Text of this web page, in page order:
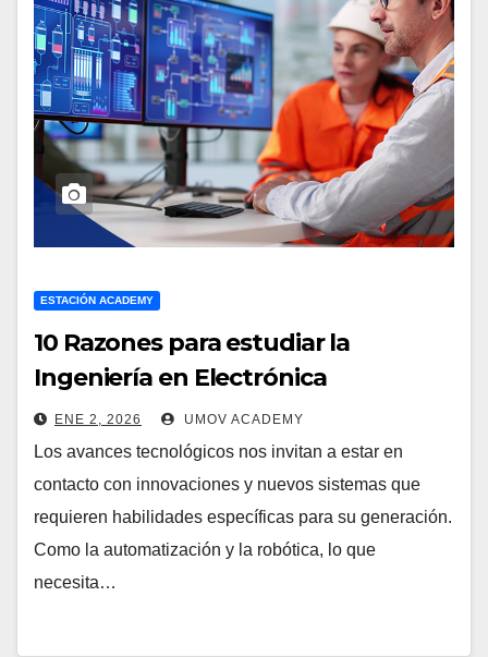
ESTACIÓN ACADEMY
10 Razones para estudiar la
Ingeniería en Electrónica
ENE 2, 2026 UMOV ACADEMY
Los avances tecnológicos nos invitan a estar en
contacto con innovaciones y nuevos sistemas que
requieren habilidades específicas para su generación.
Como la automatización y la robótica, lo que
necesita…